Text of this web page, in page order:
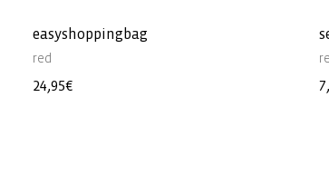
easyshoppingbag
red
Precio
24,95€